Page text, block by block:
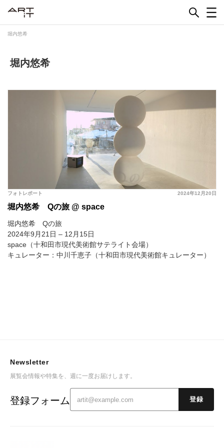
堀内悠希
堀内悠希
2024年12月20日
フォトレポート
堀内悠希 Qの旅 @ space
堀内悠希 Qの旅
2024年9月21日 – 12月15日
space（十和田市現代美術館サテライト会場）
キュレーター：中川千恵子（十和田市現代美術館キュレーター）
Newsletter
展覧会情報や特集を、週に一度お届けします。
登録フォーム 登録